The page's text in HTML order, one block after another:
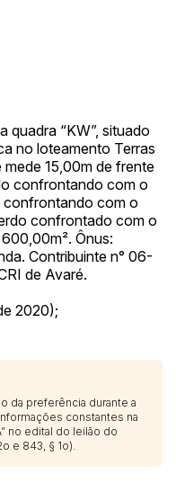
quadra “KW”, situado
no loteamento Terras
mede 15,00m de frente
confrontando com o
confrontando com o
confrontado com o
Ônus:
Contribuinte n° 06-
de Avaré.
2020);
da preferência durante a
constantes na
no edital do leilão do
e 843, § 1o).